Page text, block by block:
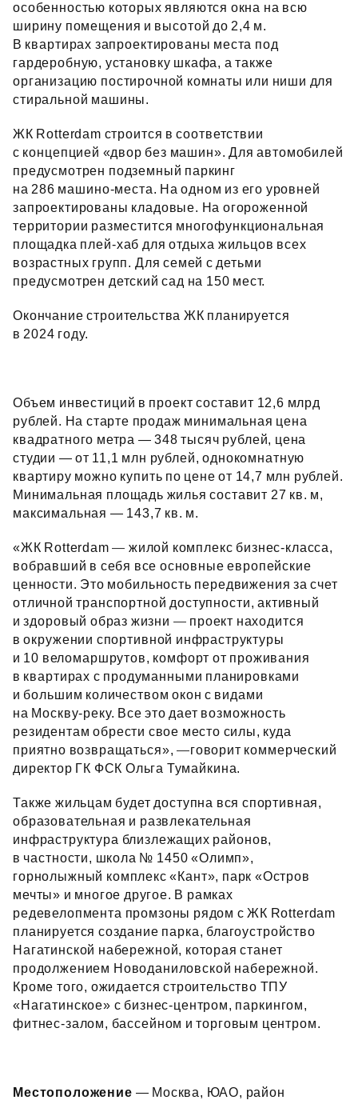
особенностью которых являются окна на всю
ширину помещения и высотой до 2,4 м.
В квартирах запроектированы места под
гардеробную, установку шкафа, а также
организацию постирочной комнаты или ниши для
стиральной машины.
ЖК Rotterdam строится в соответствии
с концепцией «двор без машин». Для автомобилей
предусмотрен подземный паркинг
на 286 машино‑места. На одном из его уровней
запроектированы кладовые. На огороженной
территории разместится многофункциональная
площадка плей‑хаб для отдыха жильцов всех
возрастных групп. Для семей с детьми
предусмотрен детский сад на 150 мест.
Окончание строительства ЖК планируется
в 2024 году.
Объем инвестиций в проект составит 12,6 млрд
рублей. На старте продаж минимальная цена
квадратного метра — 348 тысяч рублей, цена
студии — от 11,1 млн рублей, однокомнатную
квартиру можно купить по цене от 14,7 млн рублей.
Минимальная площадь жилья составит 27 кв. м,
максимальная — 143,7 кв. м.
«ЖК Rotterdam— жилой комплекс бизнес‑класса,
вобравший в себя все основные европейские
ценности. Это мобильность передвижения за счет
отличной транспортной доступности, активный
и здоровый образ жизни — проект находится
в окружении спортивной инфраструктуры
и 10 веломаршрутов, комфорт от проживания
в квартирах с продуманными планировками
и большим количеством окон с видами
на Москву‑реку. Все это дает возможность
резидентам обрести свое место силы, куда
приятно возвращаться»,—говорит коммерческий
директор ГК ФСК Ольга Тумайкина.
Также жильцам будет доступна вся спортивная,
образовательная и развлекательная
инфраструктура близлежащих районов,
в частности, школа № 1450 «Олимп»,
горнолыжный комплекс «Кант», парк «Остров
мечты» и многое другое. В рамках
редевелопмента промзоны рядом с ЖК Rotterdam
планируется создание парка, благоустройство
Нагатинской набережной, которая станет
продолжением Новоданиловской набережной.
Кроме того, ожидается строительство ТПУ
«Нагатинское» с бизнес‑центром, паркингом,
фитнес‑залом, бассейном и торговым центром.
Местоположение — Москва, ЮАО, район